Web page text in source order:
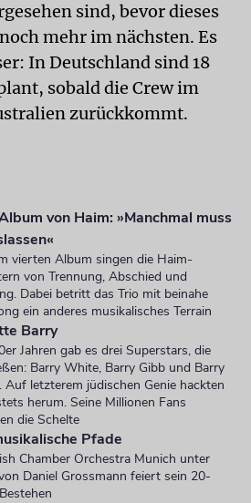
sind, bevor dieses
mehr im nächsten. Es
In Deutschland sind 18
sobald die Crew im
zurückkommt.
von Haim: »Manchmal muss
vierten Album singen die Haim-
von Trennung, Abschied und
Dabei betritt das Trio mit beinahe
ein anderes musikalisches Terrain
Barry
Jahren gab es drei Superstars, die
Barry White, Barry Gibb und Barry
Auf letzterem jüdischen Genie hackten
herum. Seine Millionen Fans
die Schelte
Pfade
Chamber Orchestra Munich unter
Daniel Grossmann feiert sein 20-